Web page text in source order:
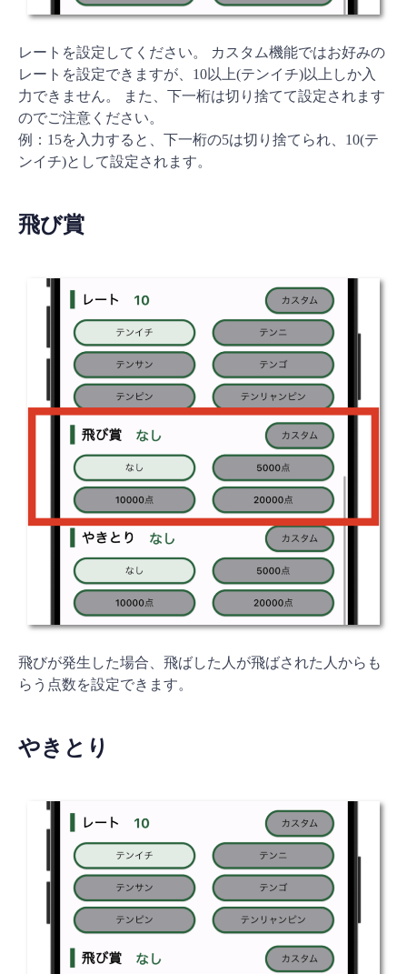
レートを設定してください。 カスタム機能ではお好みの
レートを設定できますが、10以上(テンイチ)以上しか入
力できません。 また、下一桁は切り捨てて設定されます
のでご注意ください。
例：15を入力すると、下一桁の5は切り捨てられ、10(テ
ンイチ)として設定されます。
飛び賞
飛びが発生した場合、飛ばした人が飛ばされた人からも
らう点数を設定できます。
やきとり